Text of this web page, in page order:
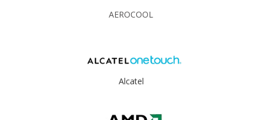
AEROCOOL
Alcatel